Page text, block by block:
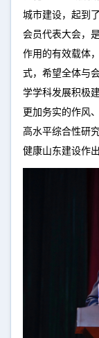
城市建设，起到
会员代表大会，
作用的有效载体
式，希望全体与
学学科发展积极
更加务实的作风
高水平综合性研
健康山东建设作